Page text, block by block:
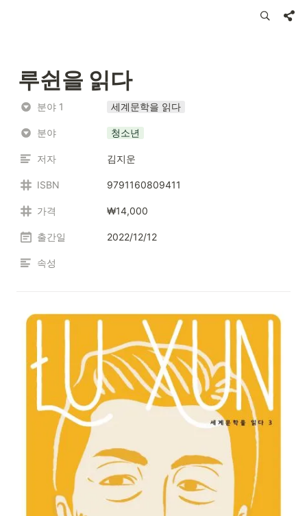
루쉰을 읽다
분야 1 세계문학을 읽다
분야 청소년
저자 김지운
ISBN 9791160809411
가격 ₩14,000
출간일 2022/12/12
속성